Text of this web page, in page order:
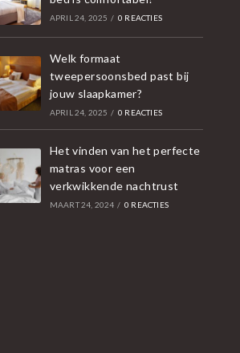
APRIL 24, 2025 / 0 REACTIES
Welk formaat
tweepersoonsbed past bij
jouw slaapkamer?
APRIL 24, 2025 / 0 REACTIES
Het vinden van het perfecte
matras voor een
verkwikkende nachtrust
MAART 24, 2024 / 0 REACTIES